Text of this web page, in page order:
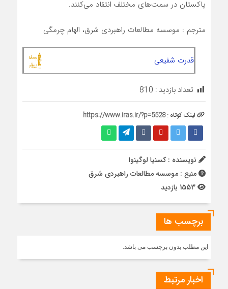
پاکستان در سمت‌های مختلف انتقاد می‌کنند.
مترجم : موسسه مطالعات راهبردی شرق، الهام چرمگی
قدرت شفیعی
تعداد بازدید : 810
لینک کوتاه :https://www.iras.ir/?p=5528
نویسنده : کسنیا لوگینوا
منبع : موسسه مطالعات راهبردی شرق
برچسب ها
این مطلب بدون برچسب می باشد.
اخبار مرتبط